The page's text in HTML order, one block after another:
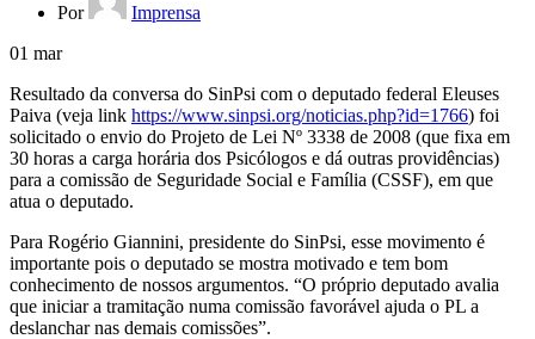
Por
Imprensa
01 mar
Resultado da conversa do SinPsi com o deputado federal Eleuses
Paiva (veja link https://www.sinpsi.org/noticias.php?id=1766) foi
solicitado o envio do Projeto de Lei Nº 3338 de 2008 (que fixa em
30 horas a carga horária dos Psicólogos e dá outras providências)
para a comissão de Seguridade Social e Família (CSSF), em que
atua o deputado.
Para Rogério Giannini, presidente do SinPsi, esse movimento é
importante pois o deputado se mostra motivado e tem bom
conhecimento de nossos argumentos. “O próprio deputado avalia
que iniciar a tramitação numa comissão favorável ajuda o PL a
deslanchar nas demais comissões”.